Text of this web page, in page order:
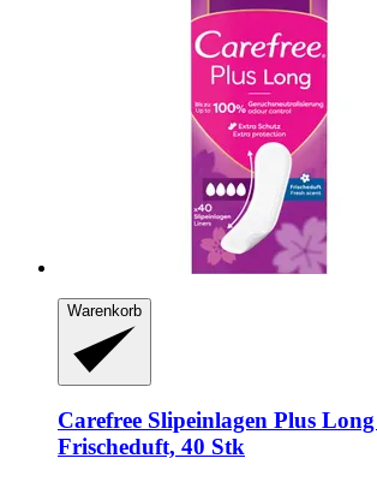
Warenkorb
Carefree Slipeinlagen Plus
Frischeduft, 40 Stk